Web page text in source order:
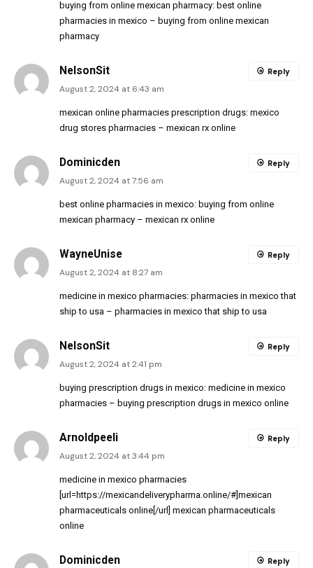
buying from online mexican pharmacy: best online
pharmacies in mexico – buying from online mexican
pharmacy
NelsonSit
August 2, 2024 at 6:43 am
mexican online pharmacies prescription drugs: mexico
drug stores pharmacies – mexican rx online
Reply
Dominicden
August 2, 2024 at 7:56 am
best online pharmacies in mexico: buying from online
mexican pharmacy – mexican rx online
Reply
WayneUnise
August 2, 2024 at 8:27 am
medicine in mexico pharmacies: pharmacies in mexico that
ship to usa – pharmacies in mexico that ship to usa
Reply
NelsonSit
August 2, 2024 at 2:41 pm
buying prescription drugs in mexico: medicine in mexico
pharmacies – buying prescription drugs in mexico online
Reply
Arnoldpeeli
August 2, 2024 at 3:44 pm
medicine in mexico pharmacies
[url=https://mexicandeliverypharma.online/#]mexican
pharmaceuticals online[/url] mexican pharmaceuticals
online
Reply
Dominicden Reply